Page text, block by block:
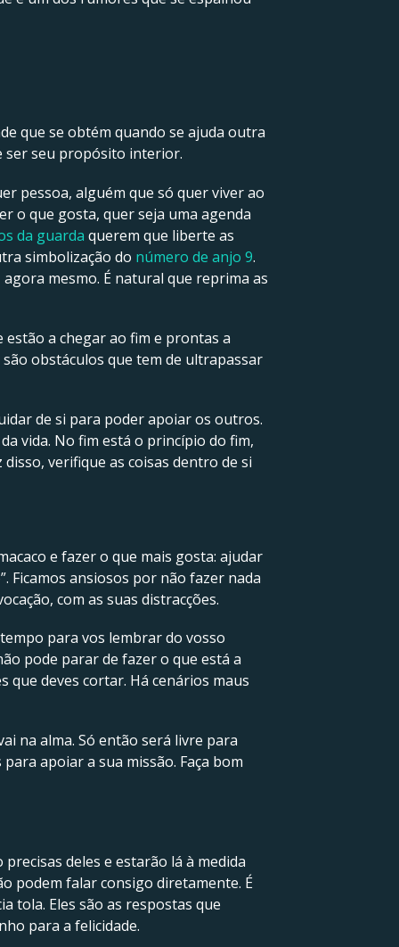
que se obtém quando se ajuda outra
ser seu propósito interior.
pessoa, alguém que só quer viver ao
o que gosta, quer seja uma agenda
da guarda querem que liberte as
simbolização do número de anjo 9.
mesmo. É natural que reprima as
estão a chegar ao fim e prontas a
obstáculos que tem de ultrapassar
de si para poder apoiar os outros.
vida. No fim está o princípio do fim,
verifique as coisas dentro de si
e fazer o que mais gosta: ajudar
Ficamos ansiosos por não fazer nada
com as suas distracções.
para vos lembrar do vosso
pode parar de fazer o que está a
que deves cortar. Há cenários maus
na alma. Só então será livre para
apoiar a sua missão. Faça bom
deles e estarão lá à medida
podem falar consigo diretamente. É
tola. Eles são as respostas que
para a felicidade.